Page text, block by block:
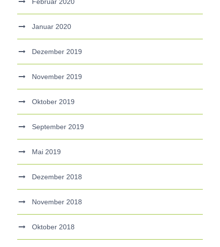
Januar 2020
Dezember 2019
November 2019
Oktober 2019
September 2019
Mai 2019
Dezember 2018
November 2018
Oktober 2018